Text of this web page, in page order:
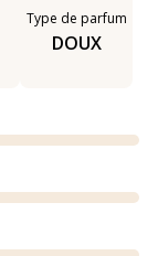
Type de parfum
DOUX